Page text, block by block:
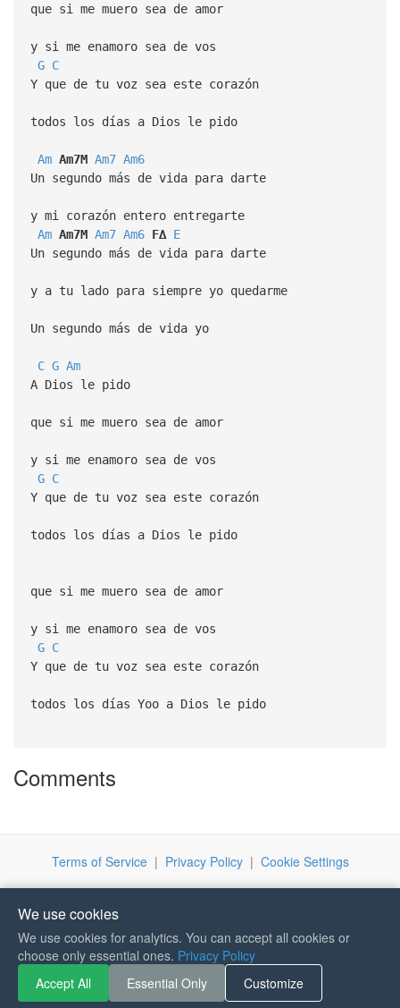
que si me muero sea de amor
y si me enamoro sea de vos
G C
Y que de tu voz sea este corazón
todos los días a Dios le pido
Am Am7M Am7 Am6
Un segundo más de vida para darte
y mi corazón entero entregarte
Am Am7M Am7 Am6 F∆ E
Un segundo más de vida para darte
y a tu lado para siempre yo quedarme
Un segundo más de vida yo
C G Am
A Dios le pido
que si me muero sea de amor
y si me enamoro sea de vos
G C
Y que de tu voz sea este corazón
todos los días a Dios le pido
que si me muero sea de amor
y si me enamoro sea de vos
G C
Y que de tu voz sea este corazón
todos los días Yoo a Dios le pido
Comments
Terms of Service| Privacy Policy| Cookie Settings
We use cookies
We use cookies for analytics. You can accept all cookies or
choose only essential ones. Privacy Policy
Accept All
Essential Only Customize
If you like Guitar Songs, you
can buy me a coffee :)